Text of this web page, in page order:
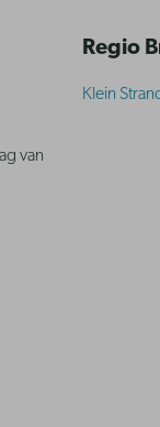
van
Regio
Klein